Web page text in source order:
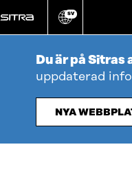
direkt
till
Ändra
språk
SV
Du är på Sitras
uppdaterad
NYA